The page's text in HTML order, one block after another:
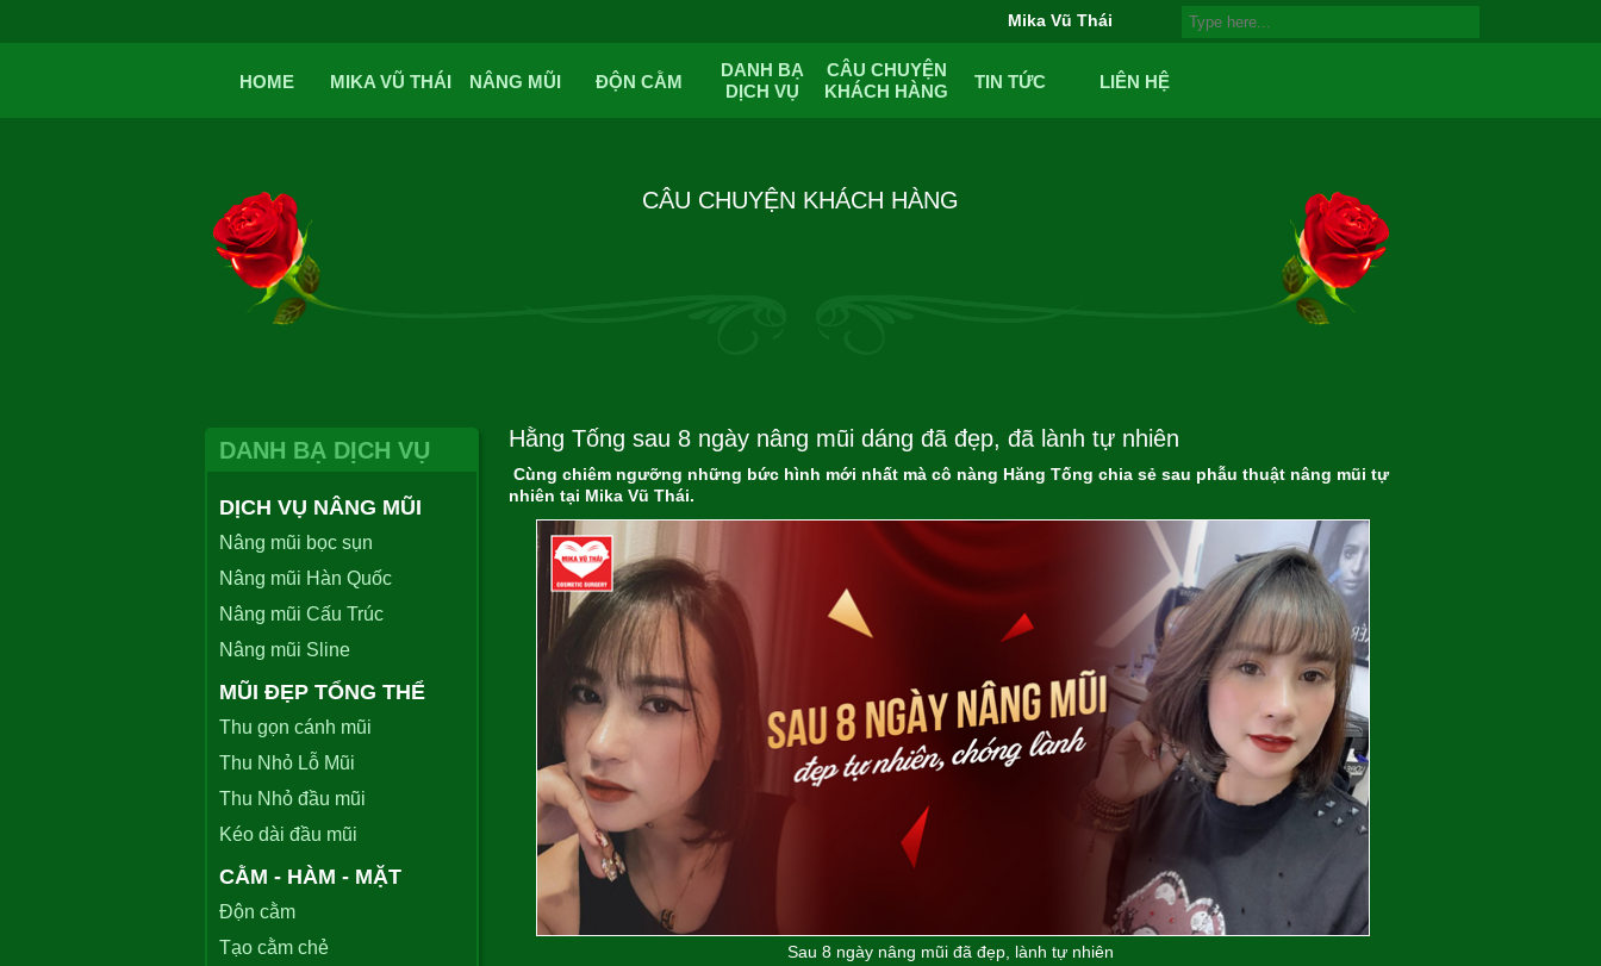
Mika Vũ Thái
HOME MIKA VŨ THÁI NÂNG MŨI ĐỘN CẰM
DANH BẠ
DỊCH VỤ
CÂU CHUYỆN
KHÁCH HÀNG
TIN TỨC LIÊN HỆ
CÂU CHUYỆN KHÁCH HÀNG
DANH BẠ DỊCH VỤ
DỊCH VỤ NÂNG MŨI
Nâng mũi bọc sụn
Nâng mũi Hàn Quốc
Nâng mũi Cấu Trúc
Nâng mũi Sline
MŨI ĐẸP TỔNG THỂ
Thu gọn cánh mũi
Thu Nhỏ Lỗ Mũi
Thu Nhỏ đầu mũi
Kéo dài đầu mũi
CẰM - HÀM - MẶT
Độn cằm
Tạo cằm chẻ
Hằng Tống sau 8 ngày nâng mũi dáng đã đẹp, đã lành tự nhiên
Cùng chiêm ngưỡng những bức hình mới nhất mà cô nàng Hăng Tống chia sẻ sau phẫu thuật nâng mũi tự
nhiên tại Mika Vũ Thái.
Sau 8 ngày nâng mũi đã đẹp, lành tự nhiên